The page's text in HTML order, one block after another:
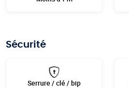
Sécurité
Serrure / clé / bip